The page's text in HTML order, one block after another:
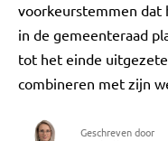
voorkeurstemmen dat
in de gemeenteraad
tot het einde
combineren met zijn
Geschreven door